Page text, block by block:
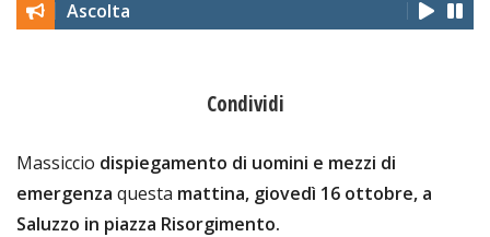
Ascolta
Condividi
Massiccio dispiegamento di uomini e mezzi di
emergenza questa mattina, giovedì 16 ottobre, a
Saluzzo in piazza Risorgimento.